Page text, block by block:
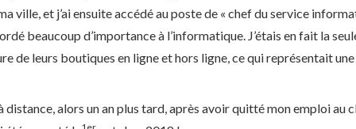
ville, et j’ai ensuite accédé au poste de « chef du service
beaucoup d’importance à l’informatique. J’étais en fait la
de leurs boutiques en ligne et hors ligne, ce qui représentait
alors un an plus tard, après avoir quitté mon emploi au